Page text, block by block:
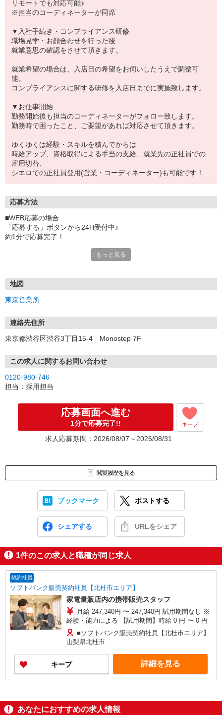
リモートでも対応可能♪
※担当のコーディネーターが同席
▼入社手続き・コンプライアンス研修
職場見学・お顔合わせを行った後
就業意思の確認をさせて頂きます。
就業希望の場合は、入店日の希望をお伺いしたうえで調整可
能。
コンプライアンスに関する研修を入店日までに実施致します。
▼お仕事開始
勤務開始後も担当のコーディネーターがフォロー致します。
勤務時で困ったこと、ご要望があれば対応させて頂きます。
ゆくゆくは経験・スキルを積んでからは
時給アップ、資格取得による手当の支給、就業先の正社員での
雇用切替、
シエロでの正社員登用(営業・コーディネーター)も可能です！
応募方法
■WEB応募の場合
「応募する」ボタンから24H受付中♪
約1分で応募完了！
①応募から3営業日を目安に、メールorお電話でご連絡します。
★スマホでWEB面接（LINEなど）・出張面接・事務所面接と選べま
す
③面接実施（履歴書不要）
※ご希望があれば、職場見学の調整もOKです！
お気軽にご応募ください♪
もっと見る
地図
東京営業所
連絡先住所
東京都渋谷区渋谷3丁目15-4 Monostep 7F
この求人に関するお問い合わせ
0120-980-746
担当：採用担当
応募画面へ進む
1分で応募完了!! キープ
求人応募期間：2026/08/07～2026/08/31
閲覧履歴を見る
ブックマーク ポストする
シェアする URLをシェア
1件のこの求人と職種が同じ求人
契約社員
ソフトバンク販売契約社員【北杜市エリア】
家電量販店内の携帯販売スタッフ
月給 247,340円 〜 247,340円 試用期間なし ※
経験・能力による 【試用期間】時給 0 円 〜 0 円
■ソフトバンク販売契約社員【北杜市エリア】
山梨県北杜市
キープ 詳細を見る
あなたにおすすめの求人情報